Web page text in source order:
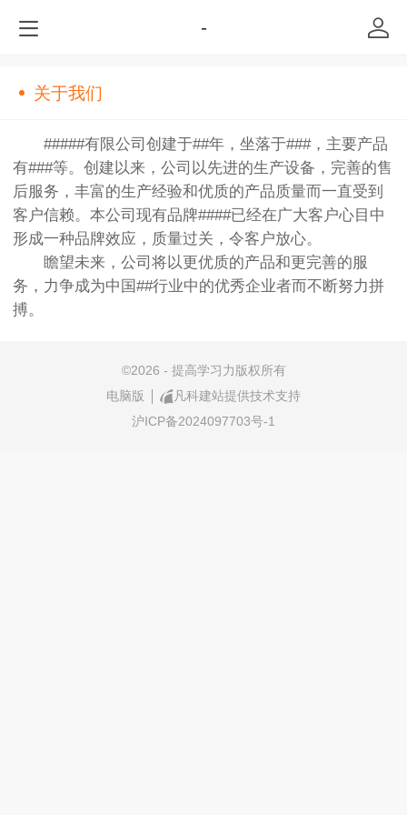
-
关于我们
#####有限公司创建于##年，坐落于###，主要产品
有###等。创建以来，公司以先进的生产设备，完善的售
后服务，丰富的生产经验和优质的产品质量而一直受到
客户信赖。本公司现有品牌####已经在广大客户心目中
形成一种品牌效应，质量过关，令客户放心。
瞻望未来，公司将以更优质的产品和更完善的服
务，力争成为中国##行业中的优秀企业者而不断努力拼
搏。
©2026 - 提高学习力版权所有
电脑版
凡科建站提供技术支持
沪ICP备2024097703号-1